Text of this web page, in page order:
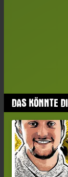
DAS KÖNNTE